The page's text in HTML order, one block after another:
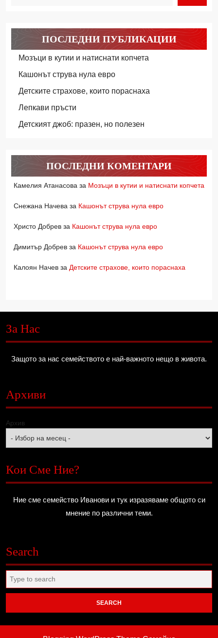
ПОСЛЕДНИ ПУБЛИКАЦИИ
Мозъци в кутии и натиснати копчета
Кашонът струва нула евро
Детските страхове, които пораснаха
Лепкави пръсти
Детският джоб: празен, но полезен
ПОСЛЕДНИ КОМЕНТАРИ
Камелия Атанасова за Мозъци в кутии и натиснати копчета
Снежана Начева за Кашонът струва нула евро
Христо Добрев за Кашонът струва нула евро
Димитър Добрев за Кашонът струва нула евро
Калоян Начев за Детските страхове, които пораснаха
За Нас
Защото за нас семейството е най-важното нещо в живота.
Архиви
Архив
Кои Сме Ние?
Ние сме семейство Иванови и тук изразяваме общото си
мнение по различни теми.
Search
for: